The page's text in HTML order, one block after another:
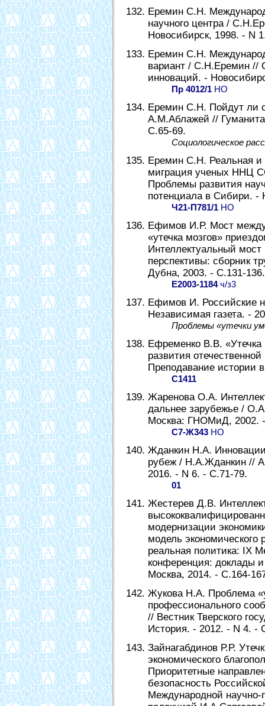
Еремин С.Н.
научного центра /
Новосибирск, 1998. - N
Еремин С.Н.
вариант / С.Н.Еремин //
инноваций. -
Пр 4012/1 НО
Еремин С.Н. Пойдут ли
А.М.Аблажей //
C.65-69.
Социологическое
Еремин С.Н. Реальная и
миграция ученых ННЦ
Проблемы развития
потенциала в Сибири. -
Ч21-П781/1 НО
Ефимов И.Р. Мост
«утечка мозгов»
Интеллектуальный
перспективы: сборник
Дубна, 2003. - С.131-136.
Е2003-1184ч/з3
Ефимов И. Российские
Независимая газета. -
Проблемы «утечки
Ефременко В.В. «Утечка
развития
Преподавание истории
С1411
Жаренова О.А.
дальнее зарубежье /
Москва: ГНОМиД, 2002.
С7-Ж343 НО
Жданкин Н.А. Инновации
рубеж / Н.А.Жданкин //
2016. - N 6. - С.71-79.
01
Жестерев Д.В.
модернизации
модель экономического
реальная политика: IХ
конференция: доклады
Москва, 2014. - С.164-
Жукова Н.А. Проблема
профессионального
// Вестник Тверского
История. - 2012. - N 4. -
Зайнагабдинов Р.Р.
экономического
Приоритетные
безопасность
Международной научно-